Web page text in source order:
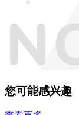
您可能感兴趣